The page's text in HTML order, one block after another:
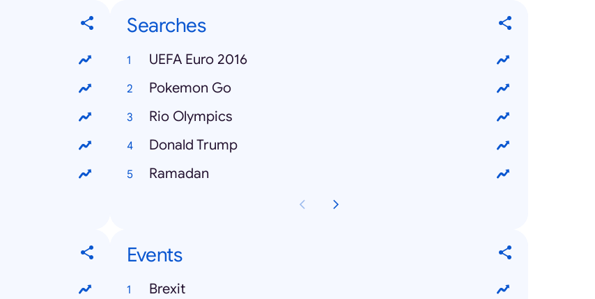
Searches
UEFA Euro 2016
Pokemon Go
Rio Olympics
Donald Trump
Ramadan
Events
Brexit